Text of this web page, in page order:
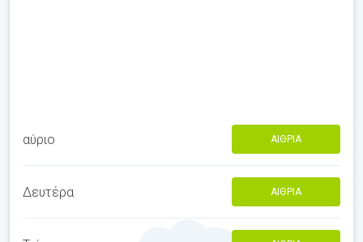
αύριο ΑΊΘΡΙΑ
Δευτέρα ΑΊΘΡΙΑ